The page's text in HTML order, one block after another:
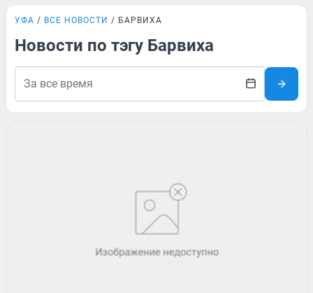
УФА ВСЕ НОВОСТИ БАРВИХА
Новости по тэгу Барвиха